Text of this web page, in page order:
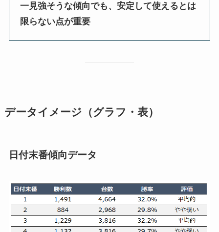
一見強そうな傾向でも、安定して使えるとは
限らない点が重要
データイメージ（グラフ・表）
日付末番傾向データ